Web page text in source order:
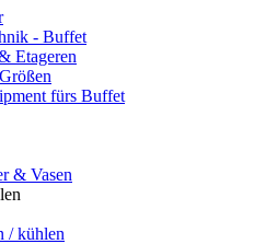
- Buffet
Etageren
fürs Buffet
& Vasen
/ kühlen